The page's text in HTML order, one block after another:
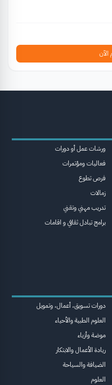
الآن
ورشات عمل أو دورات
فعاليات ومؤتمرات
فرص تطوع
زمالات
تدريب مهني وتقني
برامج تبادل ثقافي و اقامات
دورات تسويق، أعمال، وتمويل
العلوم الطبية والأحياء
موضة وأزياء
ريادة الأعمال والابتكار
الضيافة والسياحة
العلوم